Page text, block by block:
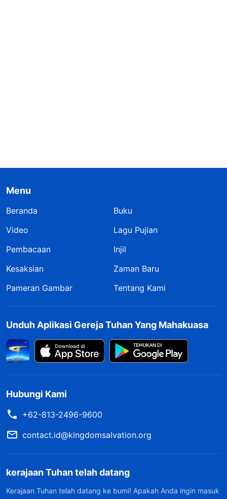
Menu
Beranda
Buku
Video
Lagu Pujian
Pembacaan
Injil
Kesaksian
Zaman Baru
Pameran Gambar
Tentang Kami
Unduh Aplikasi Gereja Tuhan Yang Mahakuasa
Hubungi Kami
+62-813-2496-9600
contact.id@kingdomsalvation.org
kerajaan Tuhan telah datang
Kerajaan Tuhan telah datang ke bumi! Apakah Anda ingin masuk